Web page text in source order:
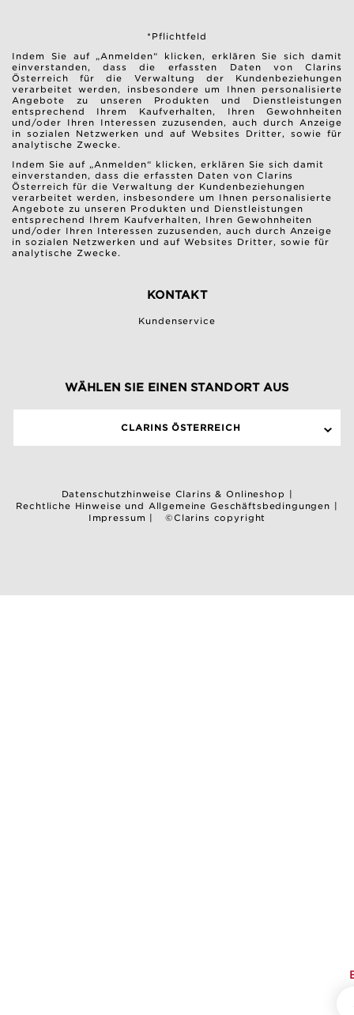
*Pflichtfeld
Indem Sie auf „Anmelden“ klicken, erklären Sie sich damit
einverstanden, dass die erfassten Daten von Clarins
Österreich für die Verwaltung der Kundenbeziehungen
verarbeitet werden, insbesondere um Ihnen personalisierte
Angebote zu unseren Produkten und Dienstleistungen
entsprechend Ihrem Kaufverhalten, Ihren Gewohnheiten
und/oder Ihren Interessen zuzusenden, auch durch Anzeige
in sozialen Netzwerken und auf Websites Dritter, sowie für
analytische Zwecke.
Indem Sie auf „Anmelden“ klicken, erklären Sie sich damit
einverstanden, dass die erfassten Daten von Clarins
Österreich für die Verwaltung der Kundenbeziehungen
verarbeitet werden, insbesondere um Ihnen personalisierte
Angebote zu unseren Produkten und Dienstleistungen
entsprechend Ihrem Kaufverhalten, Ihren Gewohnheiten
und/oder Ihren Interessen zuzusenden, auch durch Anzeige
in sozialen Netzwerken und auf Websites Dritter, sowie für
analytische Zwecke.
KONTAKT
Kundenservice
WÄHLEN SIE EINEN STANDORT AUS
CLARINS ÖSTERREICH
Datenschutzhinweise Clarins & Onlineshop |
Rechtliche Hinweise und Allgemeine Geschäftsbedingungen |
Impressum | ©Clarins copyright